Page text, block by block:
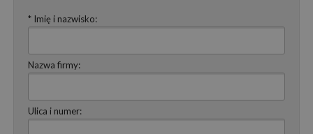
* Imię i nazwisko:
Nazwa firmy:
Ulica i numer: